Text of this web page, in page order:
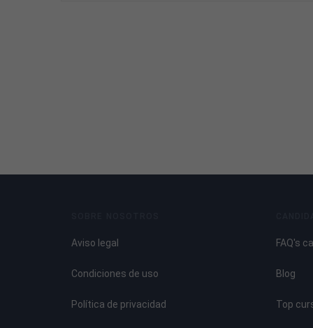
Aviso legal
Condiciones de uso
Política de privacidad
FAQ's
Blog
Top